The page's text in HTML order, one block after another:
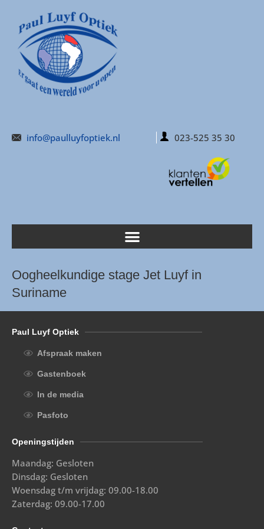
info@paulluyfoptiek.nl 023-525 35 30
Oogheelkundige stage Jet Luyf in
Suriname
Paul Luyf Optiek
Afspraak maken
Gastenboek
In de media
Pasfoto
Openingstijden
Maandag: Gesloten
Dinsdag: Gesloten
Woensdag t/m vrijdag: 09.00-18.00
Zaterdag: 09.00-17.00